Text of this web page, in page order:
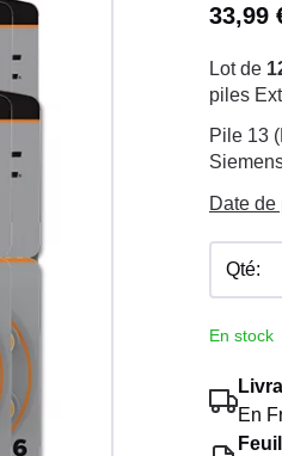
33,99
Lot de
piles
Pile 13
Date de
Qté:
En stock
En